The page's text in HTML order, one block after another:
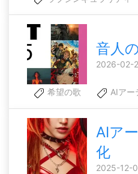
音人
2026-02-
希望の歌 AIアー
AIア
化
2025-12-